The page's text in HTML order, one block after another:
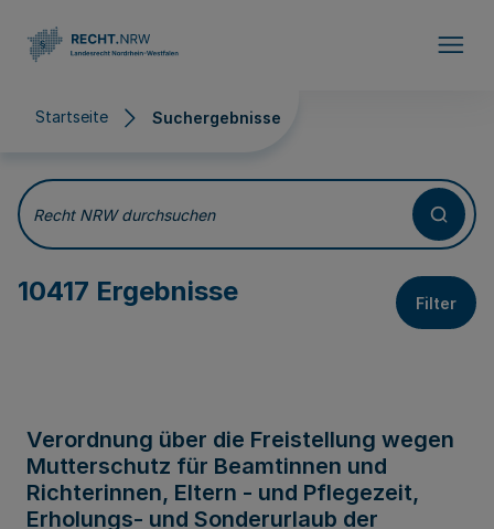
Startseite Suchergebnisse
Suchergebnisse
Recht NRW durchsuchen
10417 Ergebnisse Filter
Verordnung über die Freistellung wegen
Mutterschutz für Beamtinnen und
Richterinnen, Eltern - und Pflegezeit,
Erholungs- und Sonderurlaub der